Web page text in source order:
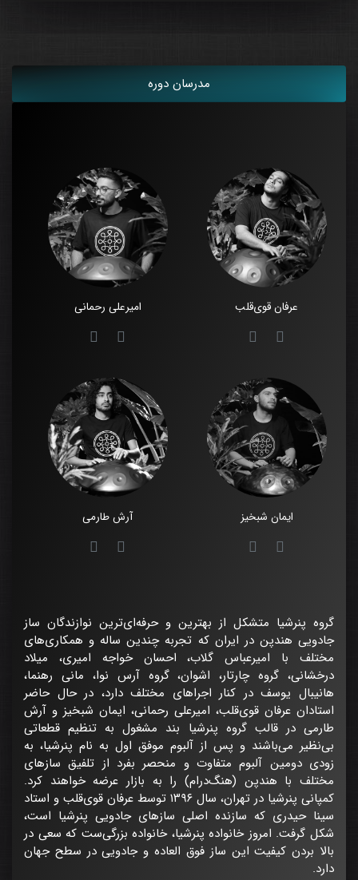
مدرسان دوره
عرفان قوی‌قلب امیرعلی رحمانی
ایمان شبخیز آرش طارمی
گروه پنرشیا متشکل از بهترین و حرفه‌ای‌ترین نوازندگان ساز
جادویی هندپن در ایران که تجربه چندین ساله و همکاری‌های
مختلف با امیرعباس گلاب، احسان خواجه امیری، میلاد
درخشانی، گروه چارتار، اشوان، گروه آرس نوا، مانی رهنما،
هانیبال یوسف در کنار اجراهای مختلف دارد، در حال حاضر
استادان عرفان قوی‌قلب، امیرعلی رحمانی، ایمان شبخیز و آرش
طارمی در قالب گروه پنرشیا بند مشغول به تنظیم قطعاتی
بی‌نظیر می‌باشند و پس از آلبوم موفق اول به نام پنرشیا، به
زودی دومین آلبوم متفاوت و منحصر بفرد از تلفیق سازهای
مختلف با هندپن (هنگ‌درام) را به بازار عرضه خواهند کرد.
کمپانی پنرشیا در تهران، سال ۱۳۹۶ توسط عرفان قوی‌قلب و استاد
سینا حیدری که سازنده اصلی سازهای جادویی پنرشیا است،
شکل گرفت. امروز خانواده پنرشیا، خانواده بزرگی‌ست که سعی در
بالا بردن کیفیت این ساز فوق العاده و جادویی در سطح جهان
دارد.